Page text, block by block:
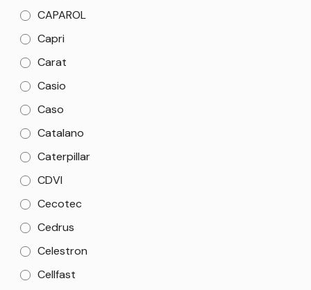
CAPAROL
Capri
Carat
Casio
Caso
Catalano
Caterpillar
CDVI
Cecotec
Cedrus
Celestron
Cellfast